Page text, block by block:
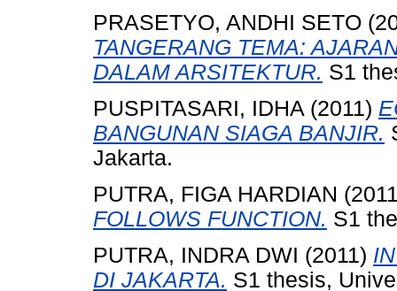
PRASETYO, ANDHI SETO
TANGERANG TEMA:
DALAM ARSITEKTUR. S1
PUSPITASARI, IDHA (2011)
BANGUNAN SIAGA BANJIR.
Jakarta.
PUTRA, FIGA HARDIAN
FOLLOWS FUNCTION. S1
PUTRA, INDRA DWI (2011)
DI JAKARTA. S1 thesis,